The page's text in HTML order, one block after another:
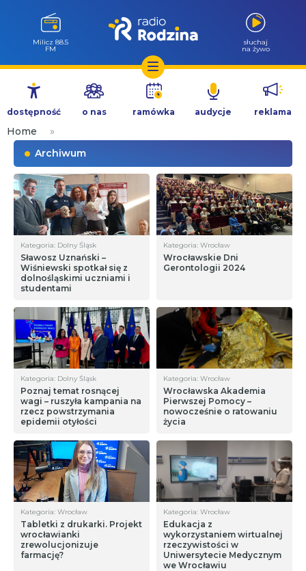
Przejdź
treści
Milicz 88.5
FM
słuchaj
na żywo
dostępność o nas ramówka audycje reklama
Home
»
Archiwum
Kategoria: Dolny Śląsk
Sławosz Uznański –
Wiśniewski spotkał się z
dolnośląskimi uczniami i
studentami
Kategoria: Wrocław
Wrocławskie Dni
Gerontologii 2024
Kategoria: Dolny Śląsk
Poznaj temat rosnącej
wagi – ruszyła kampania na
rzecz powstrzymania
epidemii otyłości
Kategoria: Wrocław
Wrocławska Akademia
Pierwszej Pomocy –
nowocześnie o ratowaniu
życia
Kategoria: Wrocław
Tabletki z drukarki. Projekt
wrocławianki
zrewolucjonizuje
farmację?
Kategoria: Wrocław
Edukacja z
wykorzystaniem wirtualnej
rzeczywistości w
Uniwersytecie Medycznym
we Wrocławiu